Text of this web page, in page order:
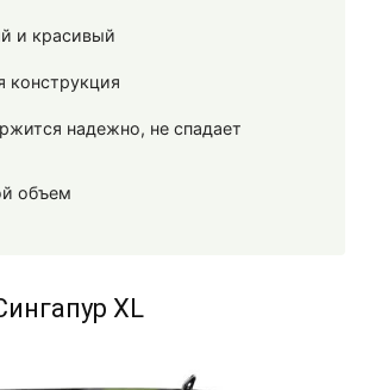
и красивый
конструкция
надежно, не спадает
объем
XL